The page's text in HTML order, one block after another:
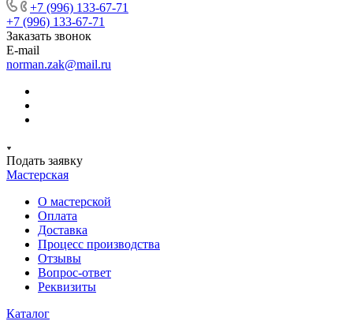
+7 (996) 133-67-71
+7 (996) 133-67-71
Заказать звонок
E-mail
norman.zak@mail.ru
Подать заявку
Мастерская
О мастерской
Оплата
Доставка
Процесс производства
Отзывы
Вопрос-ответ
Реквизиты
Каталог